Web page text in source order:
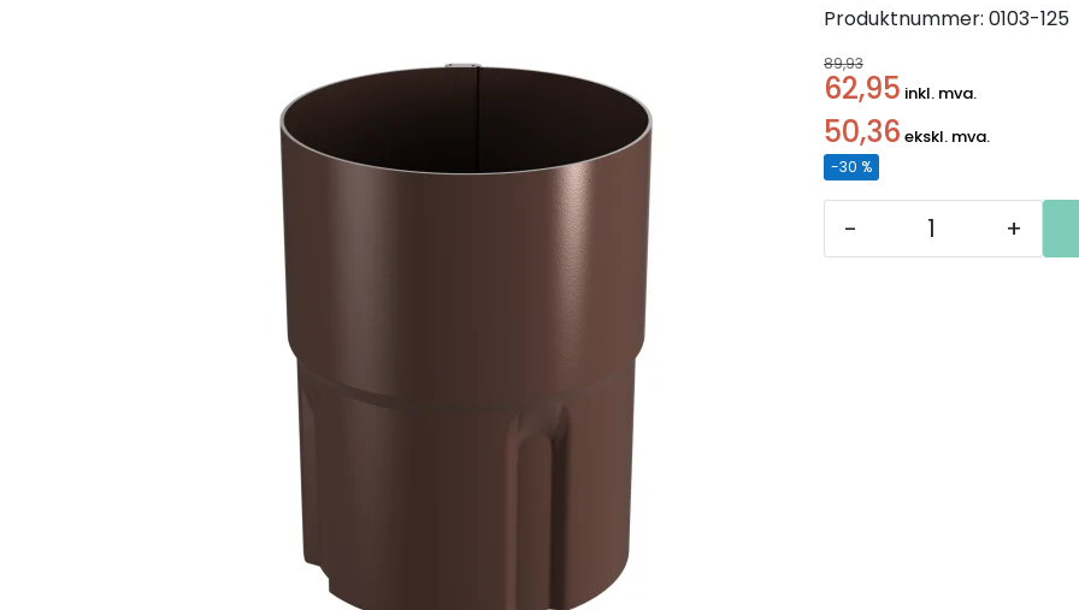
Produktnummer: 0103-125
89,93
62,95 inkl. mva.
50,36 ekskl. mva.
-30 %
- +